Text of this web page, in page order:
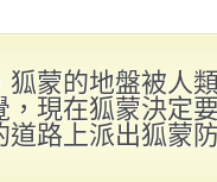
狐蒙的地盤被人
，現在狐蒙決定
道路上派出狐蒙